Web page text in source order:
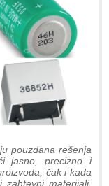
pouzdana rešenja
jasno, precizno i
čak i kada
materijali.